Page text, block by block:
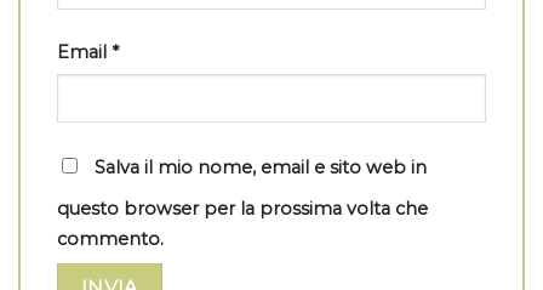
Email *
Salva il mio nome, email e sito web in
questo browser per la prossima volta che
commento.